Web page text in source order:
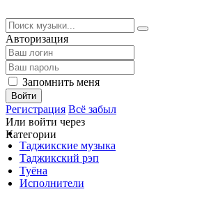
Авторизация
Запомнить меня
Войти
Регистрация Всё забыл
Или войти через
Категории
Таджикские музыка
Таджикский рэп
Туёна
Исполнители